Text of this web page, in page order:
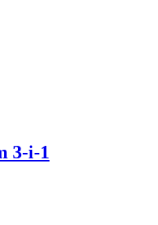
3-i-1